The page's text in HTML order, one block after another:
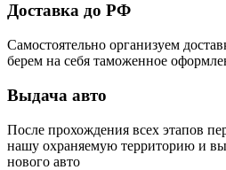
Доставка до РФ
Самостоятельно организуем
берем на себя таможенное
Выдача авто
После прохождения всех этапов
нашу охраняемую территорию и
нового авто